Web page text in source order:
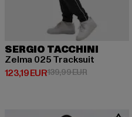
SERGIO TACCHINI
Zelma 025 Tracksuit
123,19 EUR
Derzeitiger Preis: 123,19 EUR
139,99 EUR